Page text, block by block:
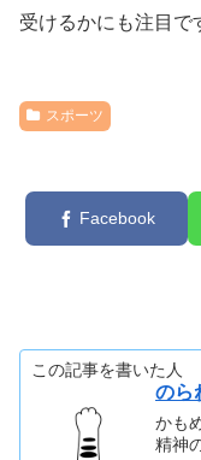
受けるかにも注目で
スポーツ
Facebook
この記事を書いた人
のら
かも
精神